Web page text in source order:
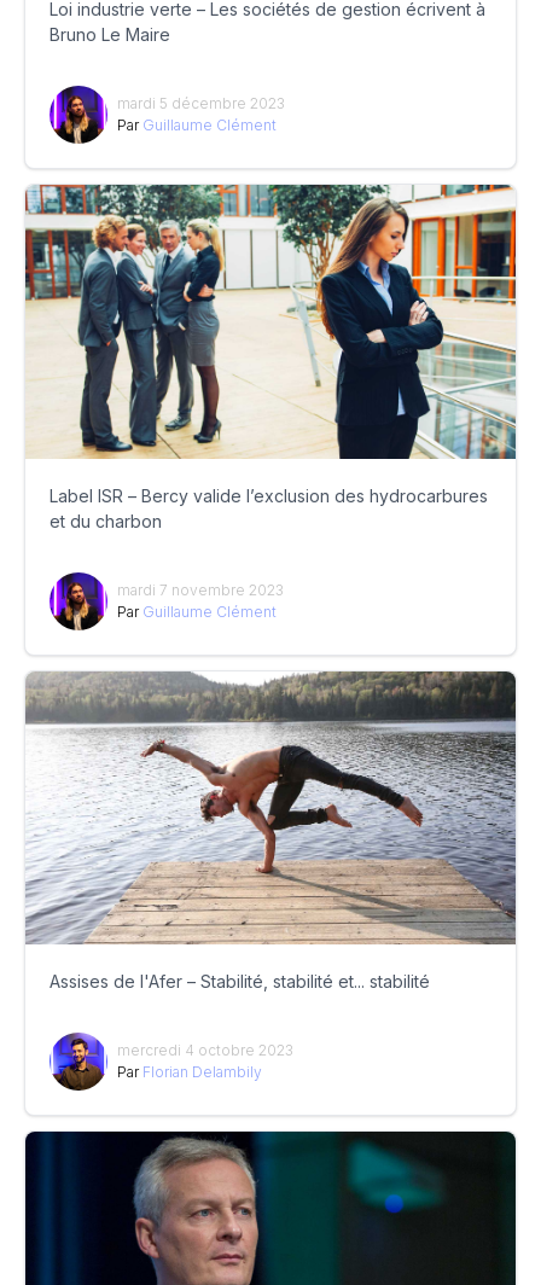
Loi industrie verte – Les sociétés de gestion écrivent à
Bruno Le Maire
mardi 5 décembre 2023
Par Guillaume Clément
Label ISR – Bercy valide l’exclusion des hydrocarbures
et du charbon
mardi 7 novembre 2023
Par Guillaume Clément
Assises de l'Afer – Stabilité, stabilité et... stabilité
mercredi 4 octobre 2023
Par Florian Delambily